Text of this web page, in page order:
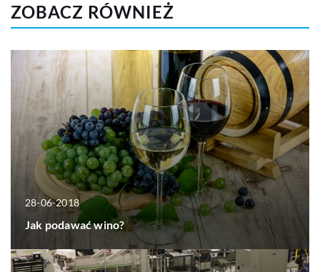
ZOBACZ RÓWNIEŻ
28-06-2018
Jak podawać wino?